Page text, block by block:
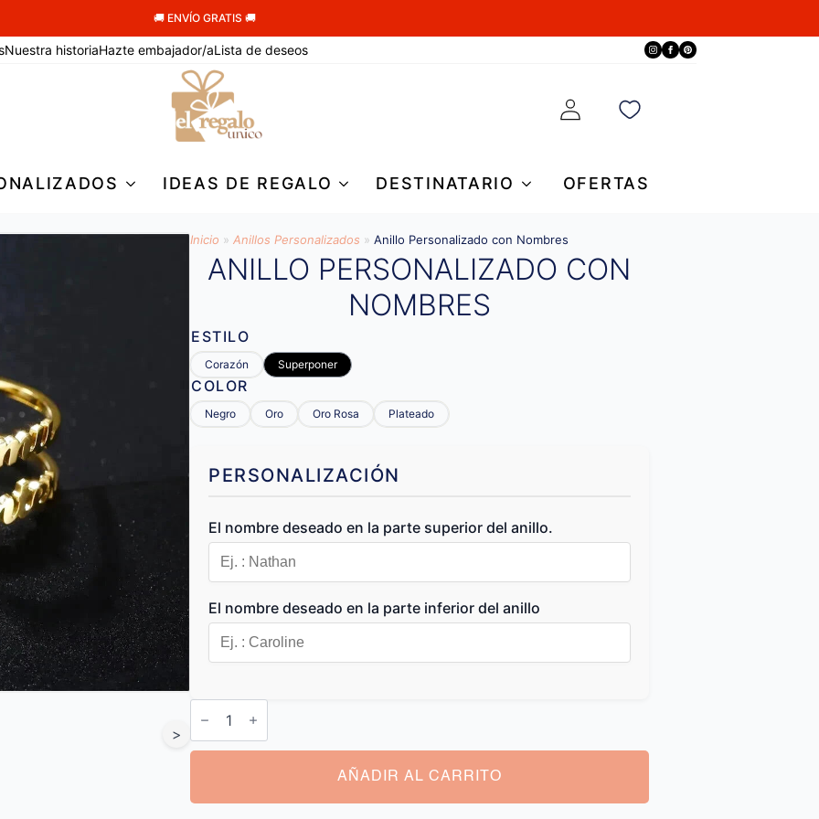
🚚 ENVÍO GRATIS 🚚
Nuestra historiaHazte embajador/aLista de deseos
IDEAS DE REGALO DESTINATARIO OFERTAS
>
Inicio » Anillos Personalizados » Anillo Personalizado con Nombres
ANILLO PERSONALIZADO CON
NOMBRES
ESTILO
Corazón Superponer
COLOR
Negro Oro Oro Rosa Plateado
PERSONALIZACIÓN
El nombre deseado en la parte superior del anillo.
El nombre deseado en la parte inferior del anillo
Anillo
Personalizado
Nombres
AÑADIR AL CARRITO